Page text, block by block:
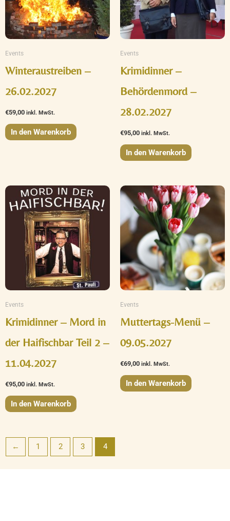
Events
Winteraustreiben –
26.02.2027
€59,00 inkl. MwSt.
In den Warenkorb
Events
Krimidinner –
Behördenmord –
28.02.2027
€95,00 inkl. MwSt.
In den Warenkorb
Events
Krimidinner – Mord in
der Haifischbar Teil 2 –
11.04.2027
€95,00 inkl. MwSt.
In den Warenkorb
Events
Muttertags-Menü –
09.05.2027
€69,00 inkl. MwSt.
In den Warenkorb
← 1 2 3 4